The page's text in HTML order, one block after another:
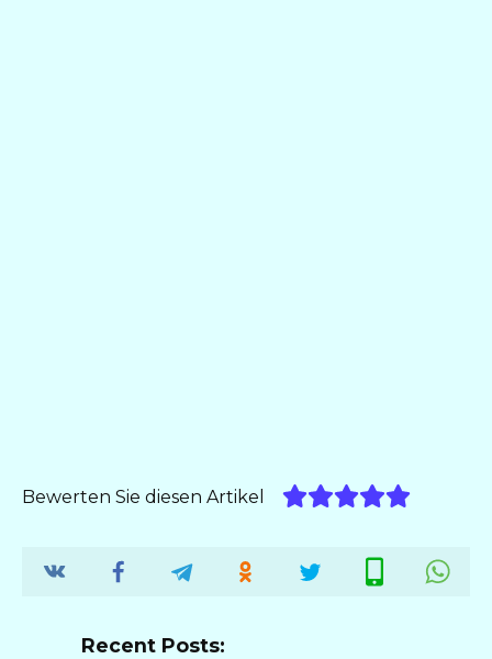
Bewerten Sie diesen Artikel
Recent Posts: